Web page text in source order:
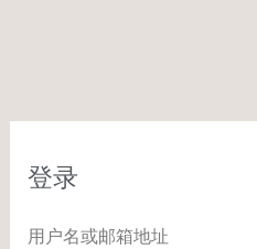
登录
用户名或邮箱地址